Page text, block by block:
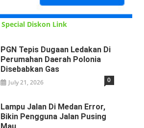
Special Diskon Link
PGN Tepis Dugaan Ledakan Di
Perumahan Daerah Polonia
Disebabkan Gas
July 21, 2026 0
Lampu Jalan Di Medan Error,
Bikin Pengguna Jalan Pusing